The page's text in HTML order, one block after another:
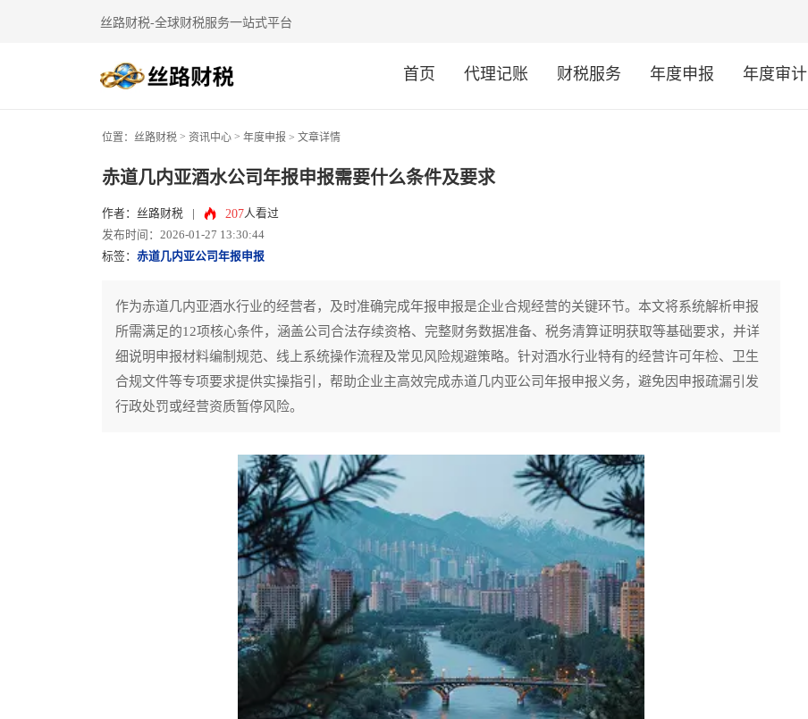
丝路财税-全球财税服务一站式平台
首页 代理记账 财税服务 年度申报 年度审计
位置： 丝路财税 > 资讯中心 > 年度申报 > 文章详情
赤道几内亚酒水公司年报申报需要什么条件及要求
作者：丝路财税 207人看过
发布时间：2026-01-27 13:30:44
标签： 赤道几内亚公司年报申报
作为赤道几内亚酒水行业的经营者，及时准确完成年报申报是企业合规经营的关键环节。本文将系统解析申报
所需满足的12项核心条件，涵盖公司合法存续资格、完整财务数据准备、税务清算证明获取等基础要求，并详
细说明申报材料编制规范、线上系统操作流程及常见风险规避策略。针对酒水行业特有的经营许可年检、卫生
合规文件等专项要求提供实操指引，帮助企业主高效完成赤道几内亚公司年报申报义务，避免因申报疏漏引发
行政处罚或经营资质暂停风险。